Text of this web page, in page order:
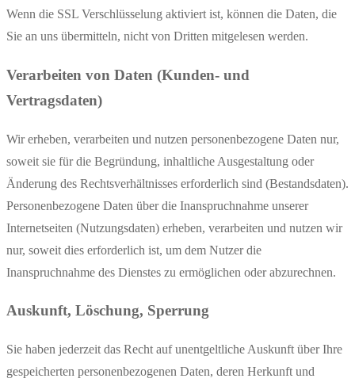
Wenn die SSL Verschlüsselung aktiviert ist, können die Daten, die
Sie an uns übermitteln, nicht von Dritten mitgelesen werden.
Verarbeiten von Daten (Kunden- und
Vertragsdaten)
Wir erheben, verarbeiten und nutzen personenbezogene Daten nur,
soweit sie für die Begründung, inhaltliche Ausgestaltung oder
Änderung des Rechtsverhältnisses erforderlich sind (Bestandsdaten).
Personenbezogene Daten über die Inanspruchnahme unserer
Internetseiten (Nutzungsdaten) erheben, verarbeiten und nutzen wir
nur, soweit dies erforderlich ist, um dem Nutzer die
Inanspruchnahme des Dienstes zu ermöglichen oder abzurechnen.
Auskunft, Löschung, Sperrung
Sie haben jederzeit das Recht auf unentgeltliche Auskunft über Ihre
gespeicherten personenbezogenen Daten, deren Herkunft und